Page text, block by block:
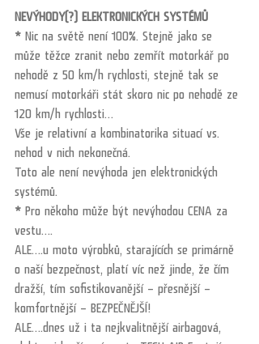
NEVÝHODY(?) ELEKTRONICKÝCH SYSTÉMŮ
* Nic na světě není 100%. Stejně jako se
může těžce zranit nebo zemřít motorkář po
nehodě z 50 km/h rychlosti, stejně tak se
nemusí motorkáři stát skoro nic po nehodě ze
120 km/h rychlosti…
Vše je relativní a kombinatorika situací vs.
nehod v nich nekonečná.
Toto ale není nevýhoda jen elektronických
systémů.
* Pro někoho může být nevýhodou CENA za
vestu….
ALE….u moto výrobků, starajících se primárně
o naší bezpečnost, platí víc než jinde, že čím
dražší, tím sofistikovanější – přesnější –
komfortnější – BEZPEČNĚJŠÍ!
ALE….dnes už i ta nejkvalitnější airbagová,